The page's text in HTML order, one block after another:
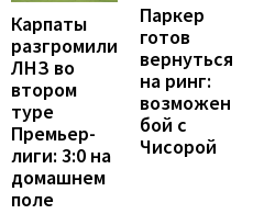
Карпаты
разгромили
ЛНЗ во
втором
туре
Премьер-
лиги: 3:0 на
домашнем
поле
Паркер
готов
вернуться
на ринг:
возможен
бой с
Чисорой